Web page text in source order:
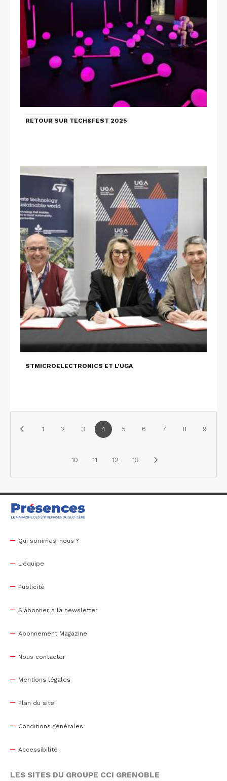
RETOUR SUR TECH&FEST 2025
STMICROELECTRONICS ET L’UGA
1 2 3 4 5 6 7 8 9
10 11 12 13
Qui sommes-nous ?
L'équipe
Publicité
S'abonner à la newsletter
Abonnement Magazine
Nous contacter
Mentions légales
Plan du site
Conditions générales
Accessibilité
LES SITES DU GROUPE CCI GRENOBLE